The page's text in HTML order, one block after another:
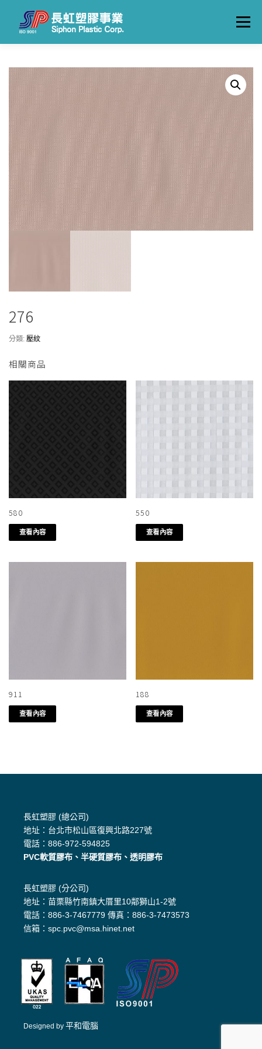
選單
關於長虹 產品一覽 製造流程 工廠實景
聯絡我們 中文
276
分類: 壓紋
相關商品
580
查看內容
550
查看內容
911
查看內容
188
查看內容
長虹塑膠 (總公司)
地址：台北市松山區復興北路227號
電話：886-972-594825
PVC軟質膠布、半硬質膠布、透明膠布
長虹塑膠 (分公司)
地址：苗栗縣竹南鎮大厝里10鄰獅山1-2號
電話：886-3-7467779 傳真：886-3-7473573
信箱：spc.pvc@msa.hinet.net
Designed by 平和電腦